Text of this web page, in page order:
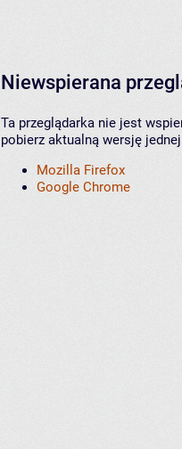
Niewspierana
Ta przeglądarka nie jest
pobierz aktualną wersję
Mozilla Firefox
Google Chrome